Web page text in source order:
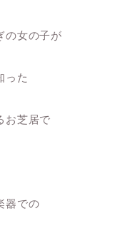
の女の子が
った
お芝居で
器での